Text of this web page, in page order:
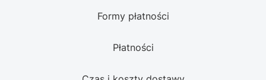
Formy płatności
Płatności